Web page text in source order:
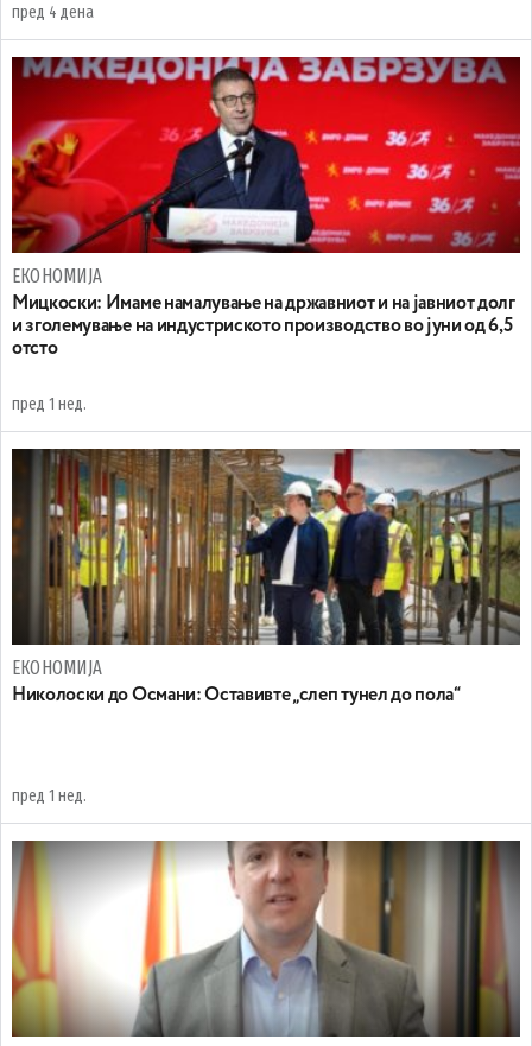
пред 4 дена
ЕКОНОМИЈА
Mицкоски: Имаме намалување на државниот и на јавниот долг
и зголемување на индустриското производство во јуни од 6,5
отсто
пред 1 нед.
ЕКОНОМИЈА
Николоски до Османи: Oставивте „слеп тунел до пола“
пред 1 нед.